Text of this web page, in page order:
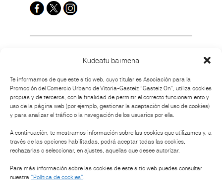
Kudeatu baimena
Te informamos de que este sitio web, cuyo titular es Asociación para la
Promoción del Comercio Urbano de Vitoria-Gasteiz “Gasteiz On”, utiliza cookies
propias y de terceros, con la finalidad de permitir el correcto funcionamiento y
uso de la página web (por ejemplo, gestionar la aceptación del uso de cookies)
y para analizar el tráfico o la navegación de los usuarios por ella.
A continuación, te mostramos información sobre las cookies que utilizamos y, a
través de las opciones habilitadas, podrá aceptar todas las cookies,
rechazarlas o seleccionar, en ajustes, aquellas que desee autorizar.
Para más información sobre las cookies de este sitio web puedes consultar
nuestra “Política de cookies”.
Nola iritsi?
Antolatzailea
Babeslea: